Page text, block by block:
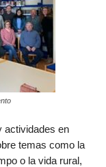
actividades en
temas como la
o la vida rural,